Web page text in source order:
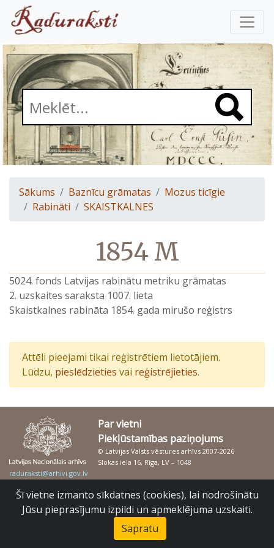
Sākums Baznīcu grāmatas
Mozus ticīgie
Rabināti
SKAISTKALNES
1854 M
5024. fonds Latvijas rabinātu metriku grāmatas
2. uzskaites saraksta 1007. lieta
Skaistkalnes rabināta 1854. gada mirušo reģistrs
Attēli pieejami tikai reģistrētiem lietotājiem.
Lūdzu, pieslēdzieties vai reģistrējieties.
Par vietni
Piekļūstamības paziņojums
© Latvijas Valsts vēstures arhīvs 2007-2026
Slokas iela 16, Rīga, LV – 1048
raduraksti@arhivi.gov.lv
Šī vietne izmanto sīkdatnes (cookies), lai nodrošinātu
Jūsu pieprasījumu izpildi un apmeklējuma uzskaiti.
Sapratu